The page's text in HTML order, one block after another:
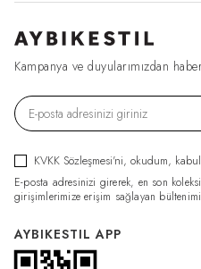
Kampanya ve duyularımızdan
KVKK Sözleşmesi'ni, okudum,
E-posta adresinizi girerek, en son
girişimlerimize erişim sağlayan
AYBIKESTIL APP